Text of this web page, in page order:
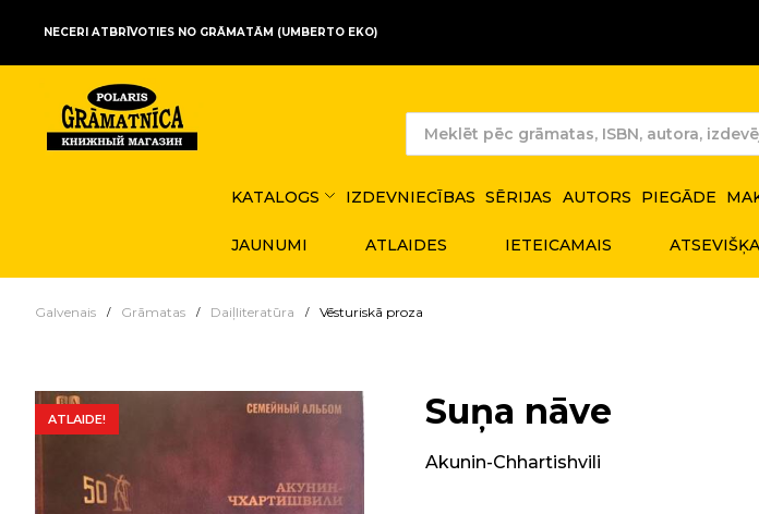
NECERI ATBRĪVOTIES NO GRĀMATĀM (UMBERTO EKO)
KATALOGS IZDEVNIECĪBAS SĒRIJAS AUTORS PIEGĀDE
JAUNUMI ATLAIDES IETEICAMAIS
Galvenais Grāmatas Daiļliteratūra Vēsturiskā proza
ATLAIDE! Suņa nāve
Akunin-Chhartishvili